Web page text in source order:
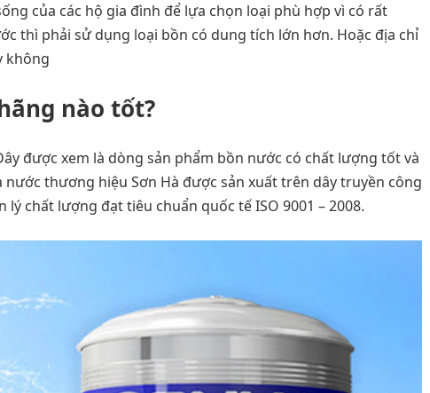
của các hộ gia đình để lựa chọn loại phù hợp vì có rất
thì phải sử dụng loại bồn có dung tích lớn hơn. Hoặc địa chỉ
không
nào tốt?
được xem là dòng sản phẩm bồn nước có chất lượng tốt và
thương hiệu Sơn Hà được sản xuất trên dây truyền công
chất lượng đạt tiêu chuẩn quốc tế ISO 9001 – 2008.